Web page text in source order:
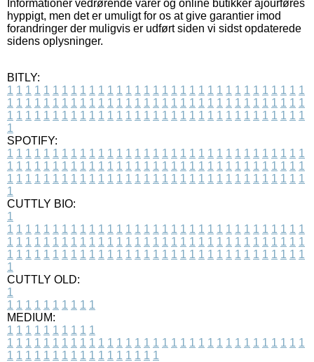
Informationer vedrørende varer og online butikker ajourføres
hyppigt, men det er umuligt for os at give garantier imod
forandringer der muligvis er udført siden vi sidst opdaterede
sidens oplysninger.
BITLY:
1 1 1 1 1 1 1 1 1 1 1 1 1 1 1 1 1 1 1 1 1 1 1 1 1 1 1 1 1 1 1 1 1
1 1 1 1 1 1 1 1 1 1 1 1 1 1 1 1 1 1 1 1 1 1 1 1 1 1 1 1 1 1 1 1 1
1 1 1 1 1 1 1 1 1 1 1 1 1 1 1 1 1 1 1 1 1 1 1 1 1 1 1 1 1 1 1 1 1
1
SPOTIFY:
1 1 1 1 1 1 1 1 1 1 1 1 1 1 1 1 1 1 1 1 1 1 1 1 1 1 1 1 1 1 1 1 1
1 1 1 1 1 1 1 1 1 1 1 1 1 1 1 1 1 1 1 1 1 1 1 1 1 1 1 1 1 1 1 1 1
1 1 1 1 1 1 1 1 1 1 1 1 1 1 1 1 1 1 1 1 1 1 1 1 1 1 1 1 1 1 1 1 1
1
CUTTLY BIO:
1
1 1 1 1 1 1 1 1 1 1 1 1 1 1 1 1 1 1 1 1 1 1 1 1 1 1 1 1 1 1 1 1 1
1 1 1 1 1 1 1 1 1 1 1 1 1 1 1 1 1 1 1 1 1 1 1 1 1 1 1 1 1 1 1 1 1
1 1 1 1 1 1 1 1 1 1 1 1 1 1 1 1 1 1 1 1 1 1 1 1 1 1 1 1 1 1 1 1 1
1
CUTTLY OLD:
1
1 1 1 1 1 1 1 1 1 1
MEDIUM:
1 1 1 1 1 1 1 1 1 1
1 1 1 1 1 1 1 1 1 1 1 1 1 1 1 1 1 1 1 1 1 1 1 1 1 1 1 1 1 1 1 1 1
1 1 1 1 1 1 1 1 1 1 1 1 1 1 1 1 1